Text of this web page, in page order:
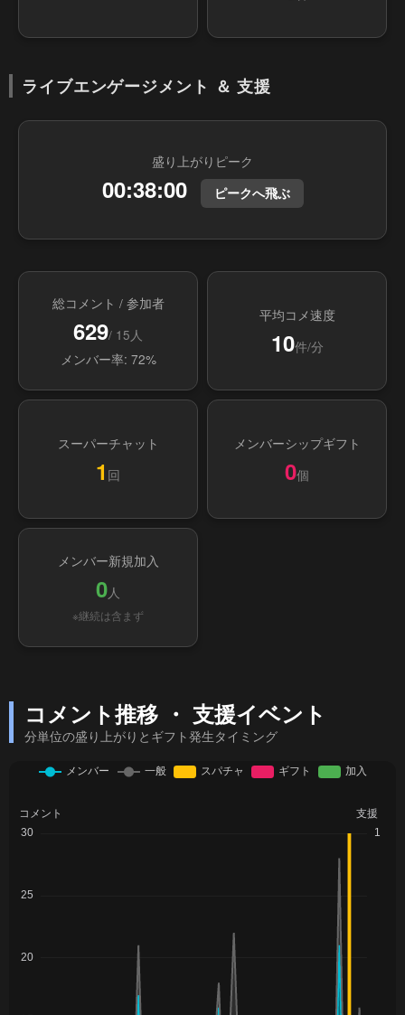
ライブエンゲージメント ＆ 支援
盛り上がりピーク
00:38:00 ピークへ飛ぶ
総コメント / 参加者
629/ 15人
メンバー率: 72%
平均コメ速度
10件/分
スーパーチャット
1 回
メンバーシップギフト
0個
メンバー新規加入
0人
※継続は含まず
コメント推移 ・ 支援イベント
分単位の盛り上がりとギフト発生タイミング